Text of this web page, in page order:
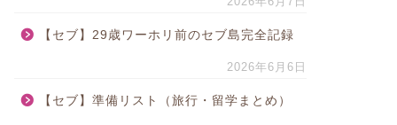
【セブ】29歳ワーホリ前のセブ島完全記録
2026年6月6日
【セブ】準備リスト（旅行・留学まとめ）